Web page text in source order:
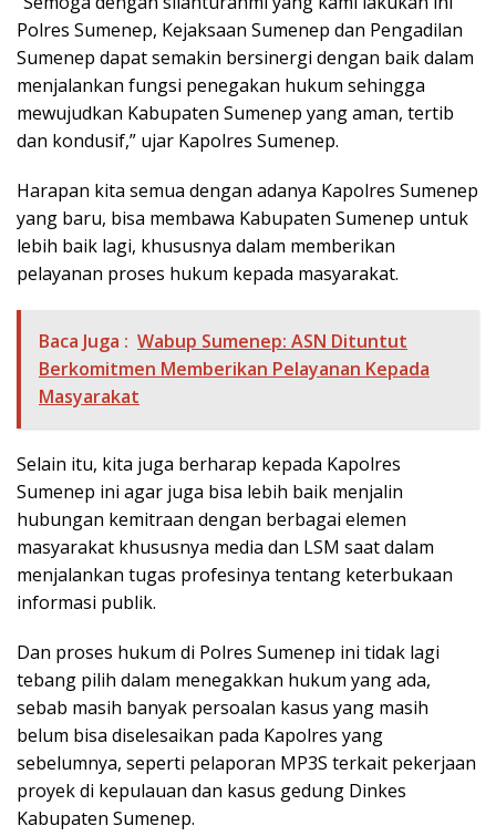
Polres Sumenep, Kejaksaan Sumenep dan Pengadilan
Sumenep dapat semakin bersinergi dengan baik dalam
menjalankan fungsi penegakan hukum sehingga
mewujudkan Kabupaten Sumenep yang aman, tertib
dan kondusif,” ujar Kapolres Sumenep.
Harapan kita semua dengan adanya Kapolres Sumenep
yang baru, bisa membawa Kabupaten Sumenep untuk
lebih baik lagi, khususnya dalam memberikan
pelayanan proses hukum kepada masyarakat.
Baca Juga : Wabup Sumenep: ASN Dituntut
Berkomitmen Memberikan Pelayanan Kepada
Masyarakat
Selain itu, kita juga berharap kepada Kapolres
Sumenep ini agar juga bisa lebih baik menjalin
hubungan kemitraan dengan berbagai elemen
masyarakat khususnya media dan LSM saat dalam
menjalankan tugas profesinya tentang keterbukaan
informasi publik.
Dan proses hukum di Polres Sumenep ini tidak lagi
tebang pilih dalam menegakkan hukum yang ada,
sebab masih banyak persoalan kasus yang masih
belum bisa diselesaikan pada Kapolres yang
sebelumnya, seperti pelaporan MP3S terkait pekerjaan
proyek di kepulauan dan kasus gedung Dinkes
Kabupaten Sumenep.